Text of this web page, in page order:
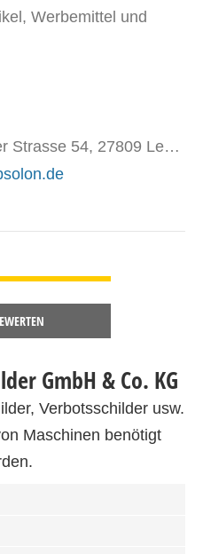
Werbemittel und
54, 27809 Lemwerder
GmbH & Co. KG
Verbotsschilder usw.
Maschinen benötigt